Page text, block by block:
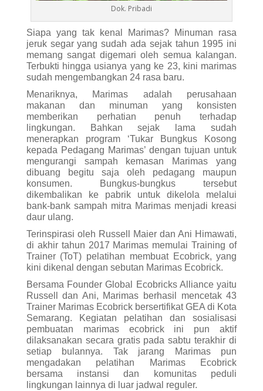
Dok. Pribadi
Siapa yang tak kenal Marimas? Minuman rasa
jeruk segar yang sudah ada sejak tahun 1995 ini
memang sangat digemari oleh semua kalangan.
Terbukti hingga usianya yang ke 23, kini marimas
sudah mengembangkan 24 rasa baru.
Menariknya, Marimas adalah perusahaan
makanan dan minuman yang konsisten
memberikan perhatian penuh terhadap
lingkungan. Bahkan sejak lama sudah
menerapkan program ‘Tukar Bungkus Kosong
kepada Pedagang Marimas’ dengan tujuan untuk
mengurangi sampah kemasan Marimas yang
dibuang begitu saja oleh pedagang maupun
konsumen. Bungkus-bungkus tersebut
dikembalikan ke pabrik untuk dikelola melalui
bank-bank sampah mitra Marimas menjadi kreasi
daur ulang.
Terinspirasi oleh Russell Maier dan Ani Himawati,
di akhir tahun 2017 Marimas memulai Training of
Trainer (ToT) pelatihan membuat Ecobrick, yang
kini dikenal dengan sebutan Marimas Ecobrick.
Bersama Founder Global Ecobricks Alliance yaitu
Russell dan Ani, Marimas berhasil mencetak 43
Trainer Marimas Ecobrick bersertifikat GEA di Kota
Semarang. Kegiatan pelatihan dan sosialisasi
pembuatan marimas ecobrick ini pun aktif
dilaksanakan secara gratis pada sabtu terakhir di
setiap bulannya. Tak jarang Marimas pun
mengadakan pelatihan Marimas Ecobrick
bersama instansi dan komunitas peduli
lingkungan lainnya di luar jadwal reguler.